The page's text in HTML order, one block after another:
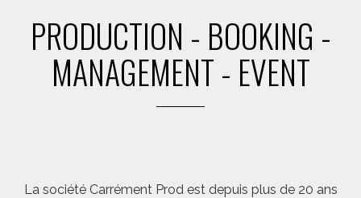
PRODUCTION - BOOKING -
MANAGEMENT - EVENT
La société Carrément Prod est depuis plus de 20 ans